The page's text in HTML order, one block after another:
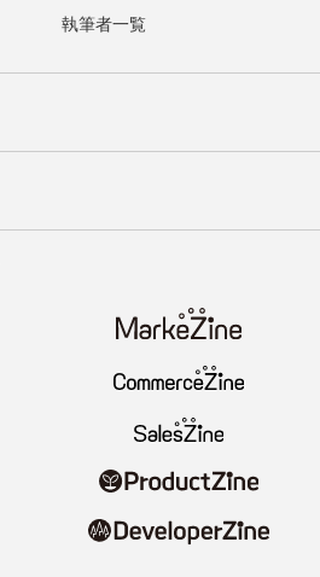
執筆者一覧